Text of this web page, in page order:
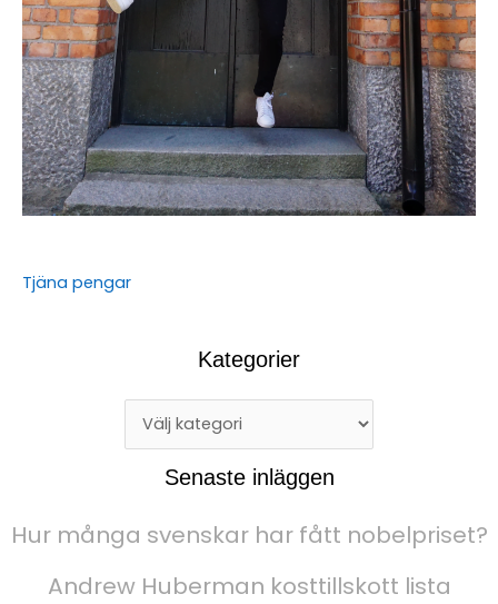
Tjäna pengar
Kategorier
Senaste inläggen
Hur många svenskar har fått nobelpriset?
Andrew Huberman kosttillskott lista